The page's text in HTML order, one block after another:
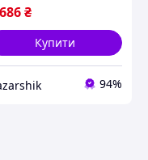
₴
Купити
94%